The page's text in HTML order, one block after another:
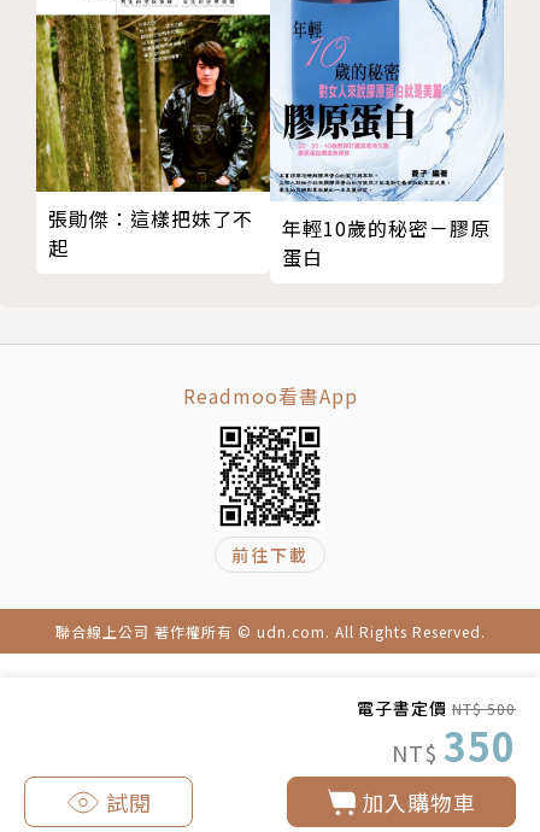
電子書定價 NT$ 500
NT$ 350
加入購物車
試閱
作者簡介
甄珍
浙江杭州人，出生北京，五歲隨家人從台灣到東京，十
一歲再回台灣，文化學院五專舞蹈科肄業。
十五部電影。個性活潑開朗，戲裡戲外皆是可愛的小淘
氣。台灣第一代玉女巨星，第一位走紅港台、東南亞的
台灣藝人，瓊瑤小說改編電影第一代女主角，掀起國語
文藝片熱潮，台灣最資深且永遠的超級偶像。
代表作：《新娘與我》、《今天不回家》、《緹縈》、
飛處》、《一簾幽夢》、《我心深處》、《煙水寒》。
任前夫謝賢、劉家昌的合離，比主演的愛情故事更加曲
張勛傑：這樣把妹了不
起
年輕10歲的秘密－膠原
蛋白
Readmoo看書App
前往下載
聯合線上公司 著作權所有 © udn.com. All Rights Reserved.